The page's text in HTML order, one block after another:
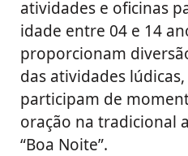
atividades e oficinas
idade entre 04 e 14
proporcionam
das atividades
participam de
oração na tradicional
“Boa Noite”.